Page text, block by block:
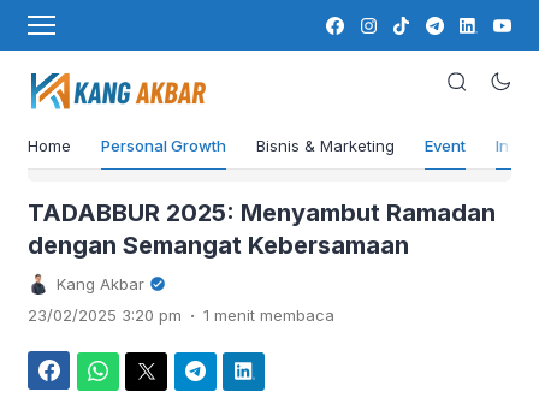
Home Personal Growth Bisnis & Marketing Event
TADABBUR 2025: Menyambut Ramadan
dengan Semangat Kebersamaan
Kang Akbar
23/02/2025 3:20 pm . 1 menit membaca